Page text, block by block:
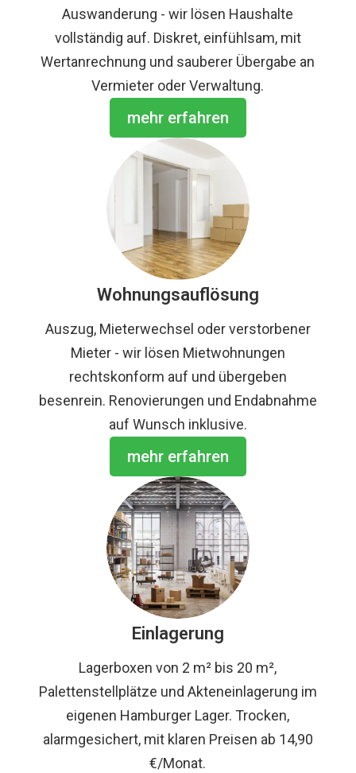
Auswanderung - wir lösen Haushalte
vollständig auf. Diskret, einfühlsam, mit
Wertanrechnung und sauberer Übergabe an
Vermieter oder Verwaltung.
mehr erfahren
Wohnungsauflösung
Auszug, Mieterwechsel oder verstorbener
Mieter - wir lösen Mietwohnungen
rechtskonform auf und übergeben
besenrein. Renovierungen und Endabnahme
auf Wunsch inklusive.
mehr erfahren
Einlagerung
Lagerboxen von 2 m² bis 20 m²,
Palettenstellplätze und Akteneinlagerung im
eigenen Hamburger Lager. Trocken,
alarmgesichert, mit klaren Preisen ab 14,90
€/Monat.